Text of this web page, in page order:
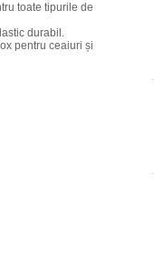
toate tipurile de
durabil.
pentru ceaiuri și